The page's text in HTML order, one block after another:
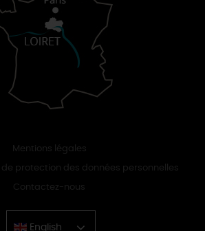
Mentions légales
de protection des données personnelles
Contactez-nous
English